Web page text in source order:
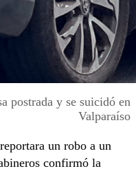
postrada y se suicidó en
Valparaíso
un robo a un
confirmó la